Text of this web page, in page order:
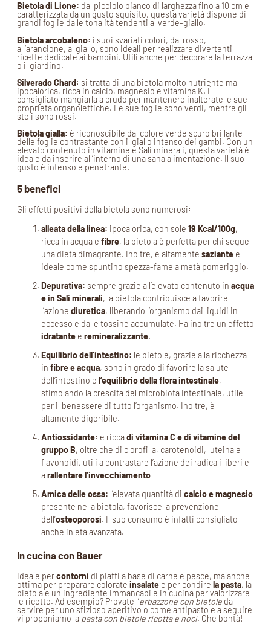
Bietola di Lione: dal picciolo bianco di larghezza fino a 10 cm e
caratterizzata da un gusto squisito, questa varietà dispone di
grandi foglie dalle tonalità tendenti al verde-giallo.
Bietola arcobaleno: i suoi svariati colori, dal rosso,
all’arancione, al giallo, sono ideali per realizzare divertenti
ricette dedicate ai bambini. Utili anche per decorare la terrazza
o il giardino.
Silverado Chard: si tratta di una bietola molto nutriente ma
ipocalorica, ricca in calcio, magnesio e vitamina K. È
consigliato mangiarla a crudo per mantenere inalterate le sue
proprietà organolettiche. Le sue foglie sono verdi, mentre gli
steli sono rossi.
Bietola gialla: è riconoscibile dal colore verde scuro brillante
delle foglie contrastante con il giallo intenso dei gambi. Con un
elevato contenuto in vitamine e Sali minerali, questa varietà è
ideale da inserire all’interno di una sana alimentazione. Il suo
gusto è intenso e penetrante.
5 benefici
Gli effetti positivi della bietola sono numerosi:
alleata della linea: ipocalorica, con sole 19 Kcal/100g,
ricca in acqua e fibre, la bietola è perfetta per chi segue
una dieta dimagrante. Inoltre, è altamente saziante e
ideale come spuntino spezza-fame a metà pomeriggio.
Depurativa: sempre grazie all’elevato contenuto in acqua
e in Sali minerali, la bietola contribuisce a favorire
l’azione diuretica, liberando l’organismo dai liquidi in
eccesso e dalle tossine accumulate. Ha inoltre un effetto
idratante e remineralizzante.
Equilibrio dell’intestino: le bietole, grazie alla ricchezza
in fibre e acqua, sono in grado di favorire la salute
dell’intestino e l’equilibrio della flora intestinale,
stimolando la crescita del microbiota intestinale, utile
per il benessere di tutto l’organismo. Inoltre, è
altamente digeribile.
Antiossidante: è riccadi vitamina C e di vitamine del
gruppo B, oltre che di clorofilla, carotenoidi, luteina e
flavonoidi, utili a contrastare l’azione dei radicali liberi e
arallentare l’invecchiamento
Amica delle ossa: l’elevata quantità di calcio e magnesio
presente nella bietola, favorisce la prevenzione
dell’osteoporosi. Il suo consumo è infatti consigliato
anche in età avanzata.
In cucina con Bauer
Ideale percontorni di piatti a base di carne e pesce, ma anche
ottima per preparare colorate insalate e per condire la pasta, la
bietola è un ingrediente immancabile in cucina per valorizzare
le ricette. Ad esempio? Provate l’erbazzone con bietole da
servire per uno sfizioso aperitivo o come antipasto e a seguire
vi proponiamo la pasta con bietole ricotta e noci. Che bontà!